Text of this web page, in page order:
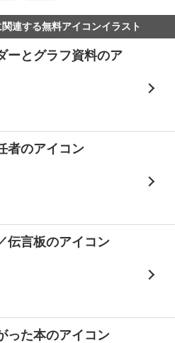
連する無料アイコンイラスト
ーとグラフ資料のア
者のアイコン
伝言板のアイコン
った本のアイコン